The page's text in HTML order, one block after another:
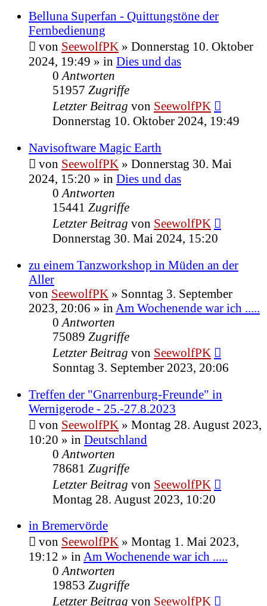
Belluna Superfan - Quittungstöne der
Fernbedienung
von SeewolfPK » Donnerstag 10. Oktober
2024, 19:49 » in Dies und das
0 Antworten
51957 Zugriffe
Letzter Beitrag von SeewolfPK
Donnerstag 10. Oktober 2024, 19:49
Navisoftware Magic Earth
von SeewolfPK » Donnerstag 30. Mai
2024, 15:20 » in Dies und das
0 Antworten
15441 Zugriffe
Letzter Beitrag von SeewolfPK
Donnerstag 30. Mai 2024, 15:20
zu einem Tanzworkshop in Müden an der
Aller
von SeewolfPK » Sonntag 3. September
2023, 20:06 » in Am Wochenende war ich .....
0 Antworten
75089 Zugriffe
Letzter Beitrag von SeewolfPK
Sonntag 3. September 2023, 20:06
Treffen der "Gnarrenburg-Freunde" in
Wernigerode - 25.-27.8.2023
von SeewolfPK » Montag 28. August 2023,
10:20 » in Deutschland
0 Antworten
78681 Zugriffe
Letzter Beitrag von SeewolfPK
Montag 28. August 2023, 10:20
in Bremervörde
von SeewolfPK » Montag 1. Mai 2023,
19:12 » in Am Wochenende war ich .....
0 Antworten
19853 Zugriffe
Letzter Beitrag von SeewolfPK